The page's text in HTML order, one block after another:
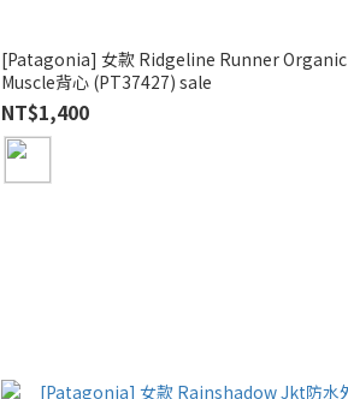
[Patagonia] 女款 Ridgeline Runner Organic
Muscle背心 (PT37427) sale
NT$1,400